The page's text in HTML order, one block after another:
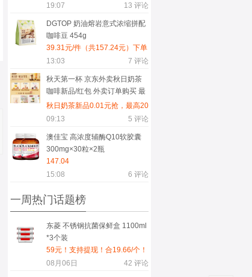
19:07
13 评论
DGTOP 奶油熔岩意式浓缩拼配
咖啡豆 454g
39.31元/件（共157.24元）下单
4袋，领取黑色星期五优惠券
20,到手157.24元，单袋39.31元
13:03 7 评论
秋天第一杯 京东外卖秋日奶茶
咖啡新品/红包 外卖订单购买 最
高抢20元红包
秋日奶茶新品0.01元抢，最高20
元红包
09:13 5 评论
澳佳宝 高浓度辅酶Q10软胶囊
300mg×30粒×2瓶
147.04
15:08
6 评论
一周热门话题榜
东菱 不锈钢抗菌保鲜盒 1100ml
*3个装
59元！支持提现！合19.66/个！
08月06日
42 评论